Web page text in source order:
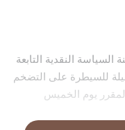
النقدية التابعة
للسيطرة على التضخم
في الإعلان المقرر يوم الخميس